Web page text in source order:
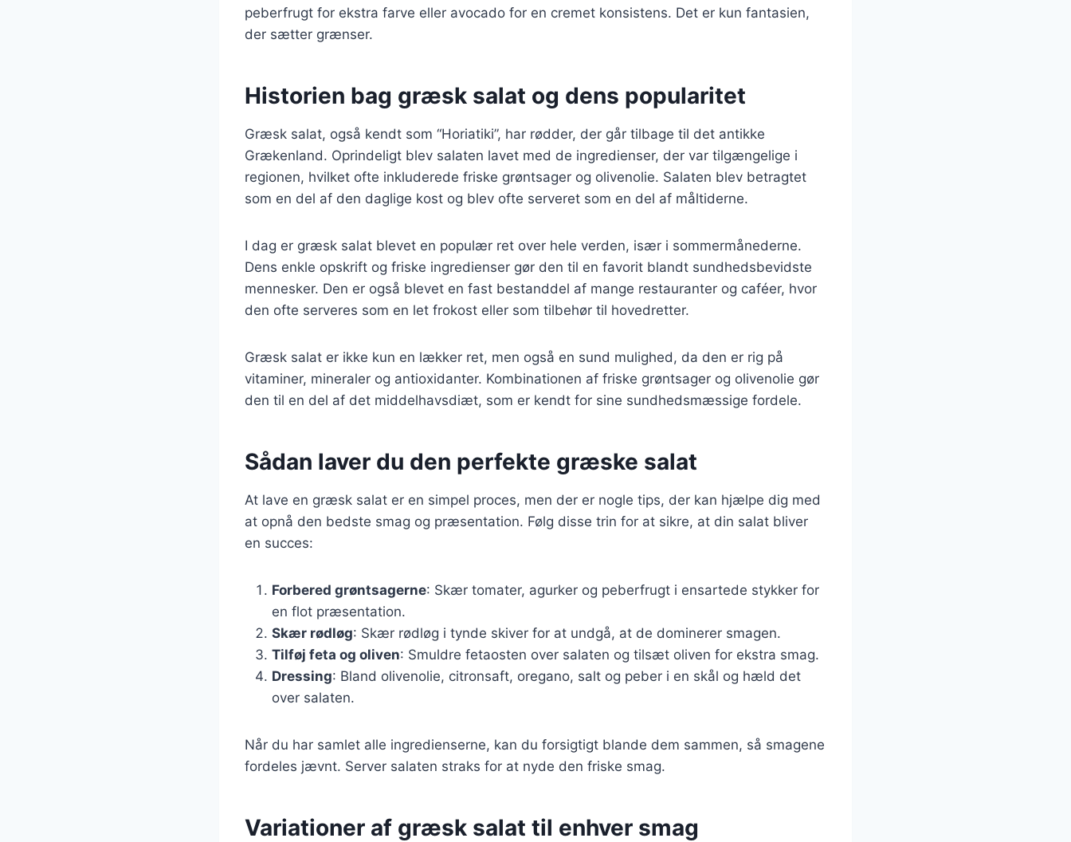
peberfrugt for ekstra farve eller avocado for en cremet konsistens. Det er kun fantasien,
der sætter grænser.
Historien bag græsk salat og dens popularitet
Græsk salat, også kendt som “Horiatiki”, har rødder, der går tilbage til det antikke
Grækenland. Oprindeligt blev salaten lavet med de ingredienser, der var tilgængelige i
regionen, hvilket ofte inkluderede friske grøntsager og olivenolie. Salaten blev betragtet
som en del af den daglige kost og blev ofte serveret som en del af måltiderne.
I dag er græsk salat blevet en populær ret over hele verden, især i sommermånederne.
Dens enkle opskrift og friske ingredienser gør den til en favorit blandt sundhedsbevidste
mennesker. Den er også blevet en fast bestanddel af mange restauranter og caféer, hvor
den ofte serveres som en let frokost eller som tilbehør til hovedretter.
Græsk salat er ikke kun en lækker ret, men også en sund mulighed, da den er rig på
vitaminer, mineraler og antioxidanter. Kombinationen af friske grøntsager og olivenolie gør
den til en del af det middelhavsdiæt, som er kendt for sine sundhedsmæssige fordele.
Sådan laver du den perfekte græske salat
At lave en græsk salat er en simpel proces, men der er nogle tips, der kan hjælpe dig med
at opnå den bedste smag og præsentation. Følg disse trin for at sikre, at din salat bliver
en succes:
Forbered grøntsagerne: Skær tomater, agurker og peberfrugt i ensartede stykker for
en flot præsentation.
Skær rødløg: Skær rødløg i tynde skiver for at undgå, at de dominerer smagen.
Tilføj feta og oliven: Smuldre fetaosten over salaten og tilsæt oliven for ekstra smag.
Dressing: Bland olivenolie, citronsaft, oregano, salt og peber i en skål og hæld det
over salaten.
Når du har samlet alle ingredienserne, kan du forsigtigt blande dem sammen, så smagene
fordeles jævnt. Server salaten straks for at nyde den friske smag.
Variationer af græsk salat til enhver smag